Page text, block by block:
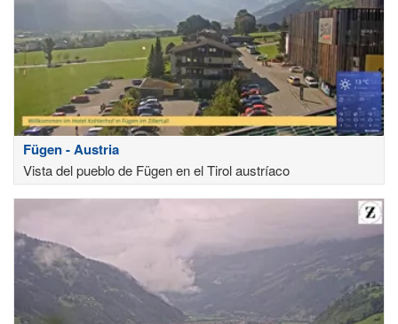
Fügen - Austria
Vista del pueblo de Fügen en el Tirol austríaco